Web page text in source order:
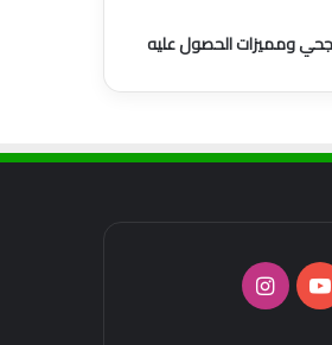
ومميزات الحصول عليه
‫YouTubeانستقرام